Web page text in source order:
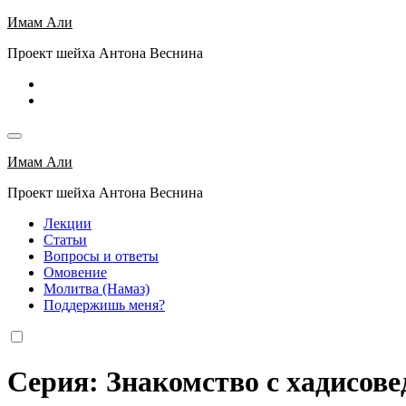
Перейти
содержимому
Имам Али
Проект шейха Антона Веснина
Имам Али
Проект шейха Антона Веснина
Лекции
Статьи
Вопросы и ответы
Омовение
Молитва (Намаз)
Поддержишь меня?
Серия: Знакомство с